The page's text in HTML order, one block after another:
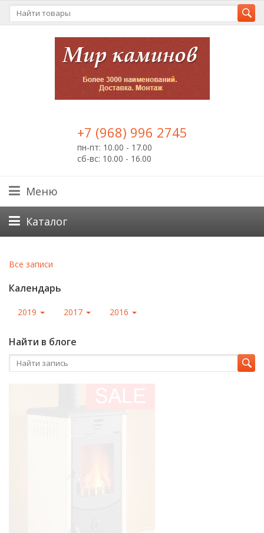
+7 (968) 996 2745
пн-пт: 10.00 - 17.00
сб-вс: 10.00 - 16.00
Меню
Каталог
Все записи
Календарь
2019 2017 2016
Найти в блоге